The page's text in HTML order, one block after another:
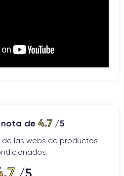
de 4.7/5
las webs de productos